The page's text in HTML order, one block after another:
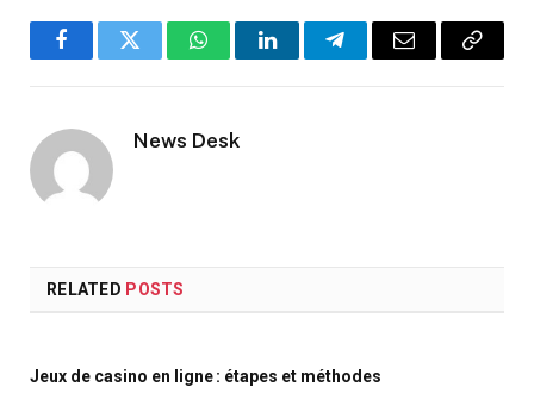
FacebookTwitter WhatsAppLinkedInTelegramEmail
Copy
News Desk
RELATED POSTS
Jeux de casino en ligne : étapes et méthodes